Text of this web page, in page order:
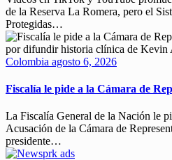
de la Reserva La Romera, pero el
Protegidas…
Colombia agosto 6, 2026
Fiscalía le pide a la Cámara de
La Fiscalía General de la Nación le
Acusación de la Cámara de
presidente…